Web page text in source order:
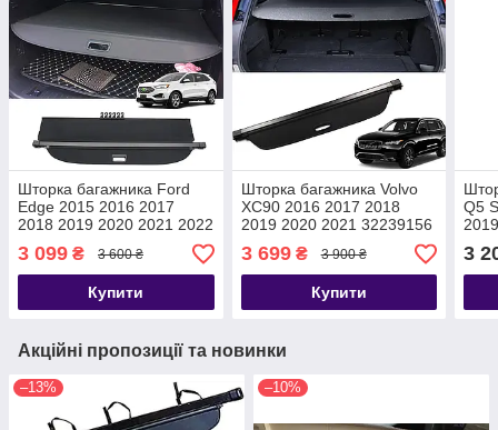
Шторка багажника Ford
Edge 2015 2016 2017
2018 2019 2020 2021 2022
2023 FT4Z5845440A
новая USA полка ролет
3 099 ₴ 3 600 ₴
Купити
Шторка багажника Volvo
XC90 2016 2017 2018
2019 2020 2021 32239156
полиця полка ролет
жалюзі
3 699₴ 3 900 ₴
Купити
Q5
3
Акційні пропозиції та новинки
–13% –10%